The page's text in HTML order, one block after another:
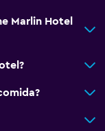
Marlin Hotel